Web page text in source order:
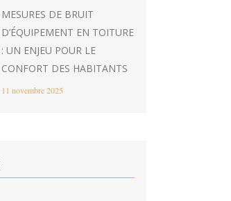
MESURES DE BRUIT
D’ÉQUIPEMENT EN TOITURE
: UN ENJEU POUR LE
CONFORT DES HABITANTS
11 novembre 2025